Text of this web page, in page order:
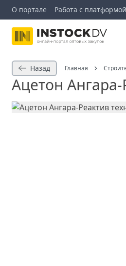
О портале Работа с платформой
Назад Главная
Ацетон